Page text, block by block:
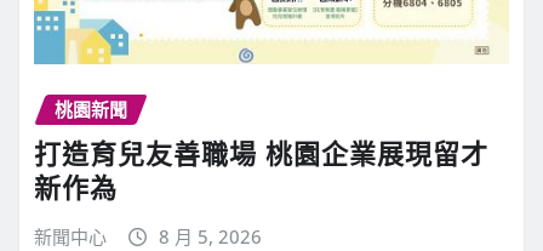
桃園新聞
打造育兒友善職場 桃園企業展現留才
新作為
新聞中心 8 月 5, 2026